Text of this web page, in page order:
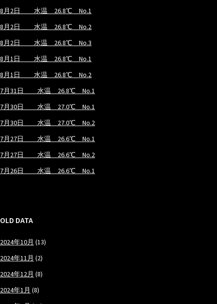
8月2日 水温 26.8℃ No.1
8月2日 水温 26.8℃ No.2
8月2日 水温 26.8℃ No.3
8月1日 水温 26.8℃ No.1
8月1日 水温 26.8℃ No.2
7月31日 水温 26.8℃ No.1
7月30日 水温 27.0℃ No.1
7月30日 水温 27.0℃ No.2
7月27日 水温 26.6℃ No.1
7月27日 水温 26.6℃ No.2
7月26日 水温 26.6℃ No.1
OLD DATA
2024年10月 (13)
2024年11月 (2)
2024年12月 (8)
2024年1月 (8)